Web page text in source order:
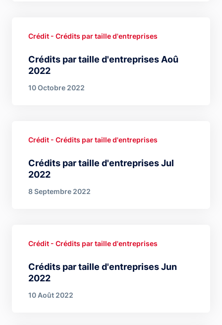
Crédits par taille d'entreprises Aoû
2022
Crédit - Crédits par taille d'entreprises
10 Octobre 2022
Crédits par taille d'entreprises Jul
2022
Crédit - Crédits par taille d'entreprises
8 Septembre 2022
Crédits par taille d'entreprises Jun
2022
Crédit - Crédits par taille d'entreprises
10 Août 2022